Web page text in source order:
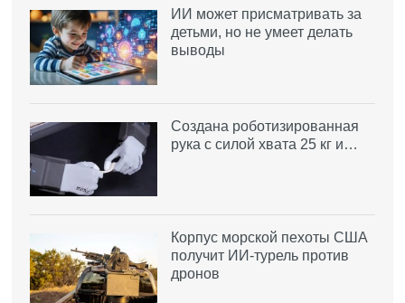
ИИ может присматривать за
детьми, но не умеет делать
выводы
Создана роботизированная
рука с силой хвата 25 кг и…
Корпус морской пехоты США
получит ИИ-турель против
дронов